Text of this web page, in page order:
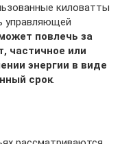
киловатты
управляющей
повлечь за
частичное или
энергии в виде
срок.